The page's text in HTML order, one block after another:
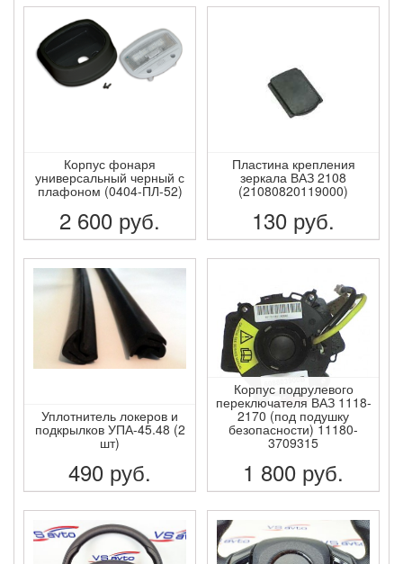
ПОДРОБНЕЕ ПОДРОБНЕЕ
Корпус фонаря
универсальный черный с
плафоном (0404-ПЛ-52)
2 600 руб.
ПОДРОБНЕЕ
Пластина крепления
зеркала ВАЗ 2108
(21080820119000)
130 руб.
ПОДРОБНЕЕ
Уплотнитель локеров и
подкрылков УПА-45.48 (2
шт)
490 руб.
ПОДРОБНЕЕ
Корпус подрулевого
переключателя ВАЗ 1118-
2170 (под подушку
безопасности) 11180-
3709315
1 800 руб.
ПОДРОБНЕЕ